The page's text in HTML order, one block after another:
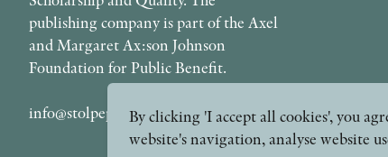
publishing company is part of the Axel
and Margaret Ax:son Johnson
Foundation for Public Benefit.
info@stolpepublishing.seBy clicking 'I accept all cookies', you
website's navigation, analyse website